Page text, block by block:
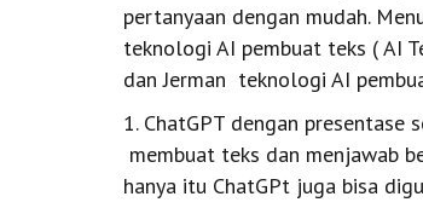
pertanyaan dengan mudah.
teknologi AI pembuat teks (AI
dan Jerman teknologi AI
1. ChatGPT dengan presentase
membuat teks dan menjawab
hanya itu ChatGPt juga bisa